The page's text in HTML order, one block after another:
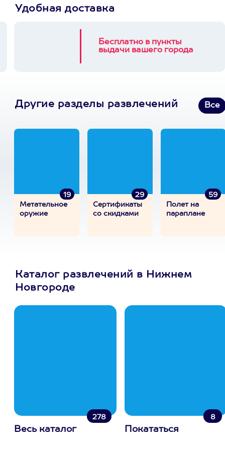
Удобная доставка
Бесплатно в пункты
выдачи вашего города
Другие разделы развлечений Все
19
Метательное
оружие
29
Сертификаты
со скидками
59
Полет на
параплане
Каталог развлечений в Нижнем
Новгороде
278
Весь каталог
8
Покататься